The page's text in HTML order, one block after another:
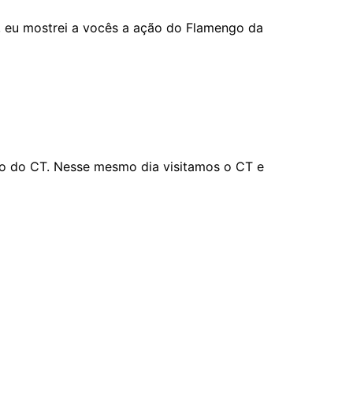
eu mostrei a vocês a ação do Flamengo da
CT. Nesse mesmo dia visitamos o CT e